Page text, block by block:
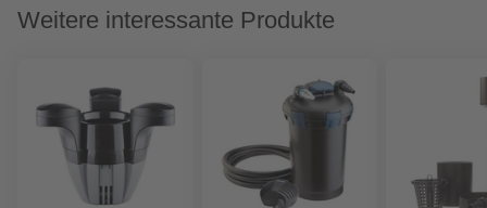
Weitere interessante Produkte